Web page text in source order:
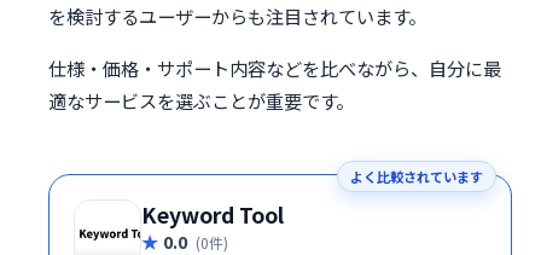
を検討するユーザーからも注目されています。
仕様・価格・サポート内容などを比べながら、自分に最
適なサービスを選ぶことが重要です。
よく比較されています
Keyword Tool
0.0 (0件)